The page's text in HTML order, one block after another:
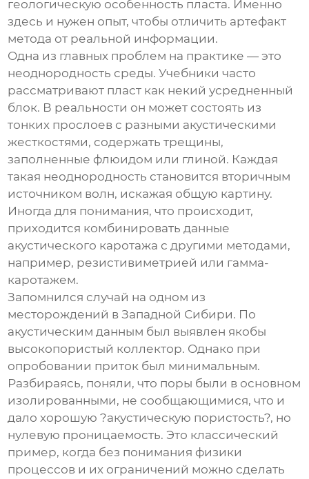
геологическую особенность пласта. Именно
здесь и нужен опыт, чтобы отличить артефакт
метода от реальной информации.
Одна из главных проблем на практике — это
неоднородность среды. Учебники часто
рассматривают пласт как некий усредненный
блок. В реальности он может состоять из
тонких прослоев с разными акустическими
жесткостями, содержать трещины,
заполненные флюидом или глиной. Каждая
такая неоднородность становится вторичным
источником волн, искажая общую картину.
Иногда для понимания, что происходит,
приходится комбинировать данные
акустического каротажа с другими методами,
например, резистивиметрией или гамма-
каротажем.
Запомнился случай на одном из
месторождений в Западной Сибири. По
акустическим данным был выявлен якобы
высокопористый коллектор. Однако при
опробовании приток был минимальным.
Разбираясь, поняли, что поры были в основном
изолированными, не сообщающимися, что и
дало хорошую ?акустическую пористость?, но
нулевую проницаемость. Это классический
пример, когда без понимания физики
процессов и их ограничений можно сделать